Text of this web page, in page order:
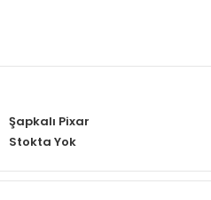
Şapkalı Pixar
Stokta Yok